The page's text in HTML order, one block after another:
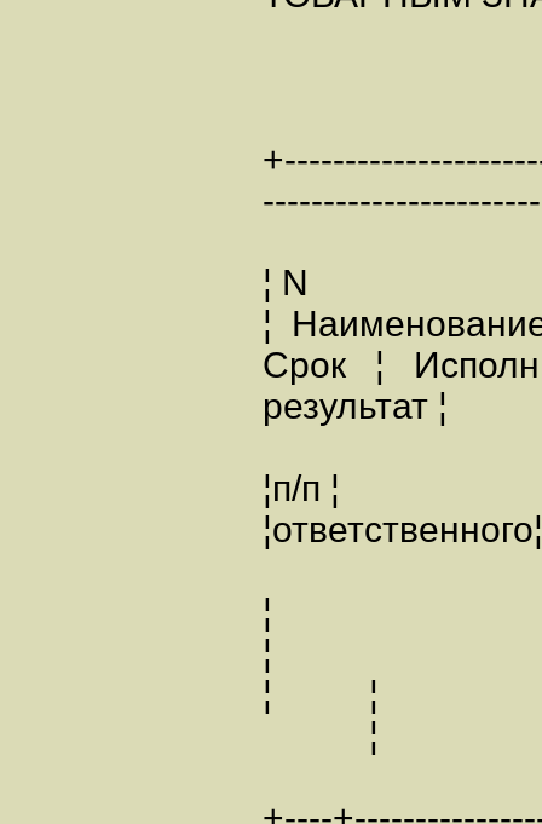
¦ N
¦
Срок ¦
результат ¦
¦п/п ¦
¦
¦
¦ ¦ ¦
¦